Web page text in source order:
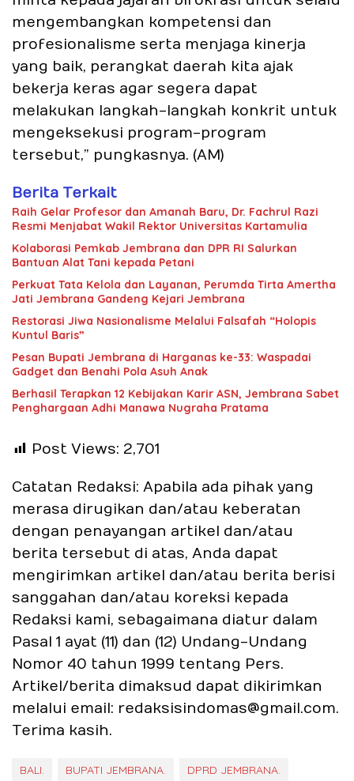
mengembangkan kompetensi dan
profesionalisme serta menjaga kinerja
yang baik, perangkat daerah kita ajak
bekerja keras agar segera dapat
melakukan langkah-langkah konkrit untuk
mengeksekusi program-program
tersebut,” pungkasnya. (AM)
Berita Terkait
Raih Gelar Profesor dan Amanah Baru, Dr. Fachrul Razi
Resmi Menjabat Wakil Rektor Universitas Kartamulia
Kolaborasi Pemkab Jembrana dan DPR RI Salurkan
Bantuan Alat Tani kepada Petani
Perkuat Tata Kelola dan Layanan, Perumda Tirta Amertha
Jati Jembrana Gandeng Kejari Jembrana
Restorasi Jiwa Nasionalisme Melalui Falsafah “Holopis
Kuntul Baris”
Pesan Bupati Jembrana di Harganas ke-33: Waspadai
Gadget dan Benahi Pola Asuh Anak
Berhasil Terapkan 12 Kebijakan Karir ASN, Jembrana Sabet
Penghargaan Adhi Manawa Nugraha Pratama
Post Views: 2,701
Catatan Redaksi: Apabila ada pihak yang
merasa dirugikan dan/atau keberatan
dengan penayangan artikel dan/atau
berita tersebut di atas, Anda dapat
mengirimkan artikel dan/atau berita berisi
sanggahan dan/atau koreksi kepada
Redaksi kami, sebagaimana diatur dalam
Pasal 1 ayat (11) dan (12) Undang-Undang
Nomor 40 tahun 1999 tentang Pers.
Artikel/berita dimaksud dapat dikirimkan
melalui email: redaksisindomas@gmail.com.
Terima kasih.
BALI. BUPATI JEMBRANA. DPRD JEMBRANA.